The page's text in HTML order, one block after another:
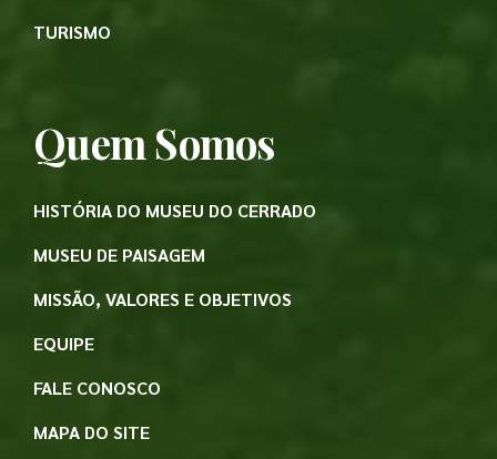
TURISMO
Quem Somos
HISTÓRIA DO MUSEU DO CERRADO
MUSEU DE PAISAGEM
MISSÃO, VALORES E OBJETIVOS
EQUIPE
FALE CONOSCO
MAPA DO SITE